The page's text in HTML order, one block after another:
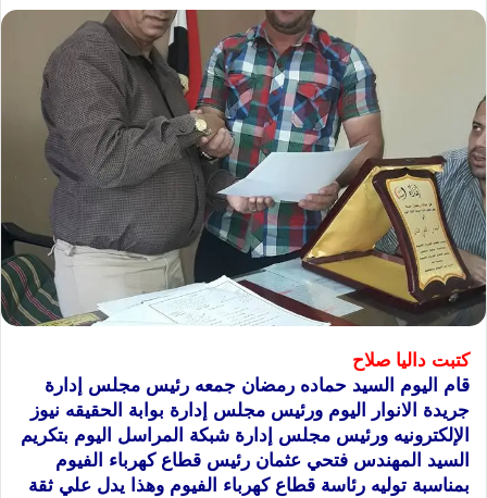
كتبت داليا صلاح
قام اليوم السيد حماده رمضان جمعه رئيس مجلس إدارة
جريدة الانوار اليوم ورئيس مجلس إدارة بوابة الحقيقه نيوز
الإلكترونيه ورئيس مجلس إدارة شبكة المراسل اليوم بتكريم
السيد المهندس فتحي عثمان رئيس قطاع كهرباء الفيوم
بمناسبة توليه رئاسة قطاع كهرباء الفيوم وهذا يدل علي ثقة